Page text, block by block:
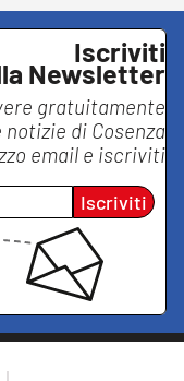
Iscriviti
Newsletter
gratuitamente
notizie di Cosenza
email e iscriviti
Iscriviti